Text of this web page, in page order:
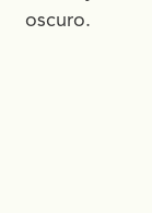
oscuro.